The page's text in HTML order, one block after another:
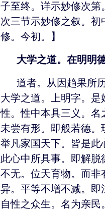
子至终。详示妙修次
次三节示妙修之叙。
修。今初。】
大学之道。在明明
道者。从因趋果所
大学之道。上明字。
性。性中本具三义。
未尝有形。即般若德
举凡家国天下。皆是
此心中所具事。即解
不无。位天育物。而
异。平等不增不减。
自性之众生。名为亲